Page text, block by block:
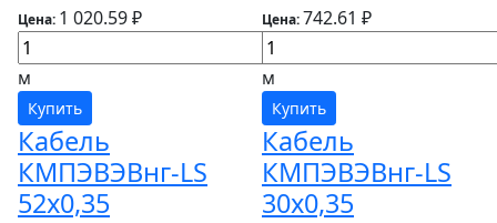
Цена: 1 020.59 ₽
м
Купить
Цена:742.61 ₽
м
Купить
Кабель
КМПЭВЭВнг-LS
52х0,35
Кабель
КМПЭВЭВнг-LS
30х0,35